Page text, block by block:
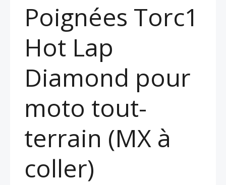
Poignées Torc1
Hot Lap
Diamond pour
moto tout-
terrain (MX à
coller)